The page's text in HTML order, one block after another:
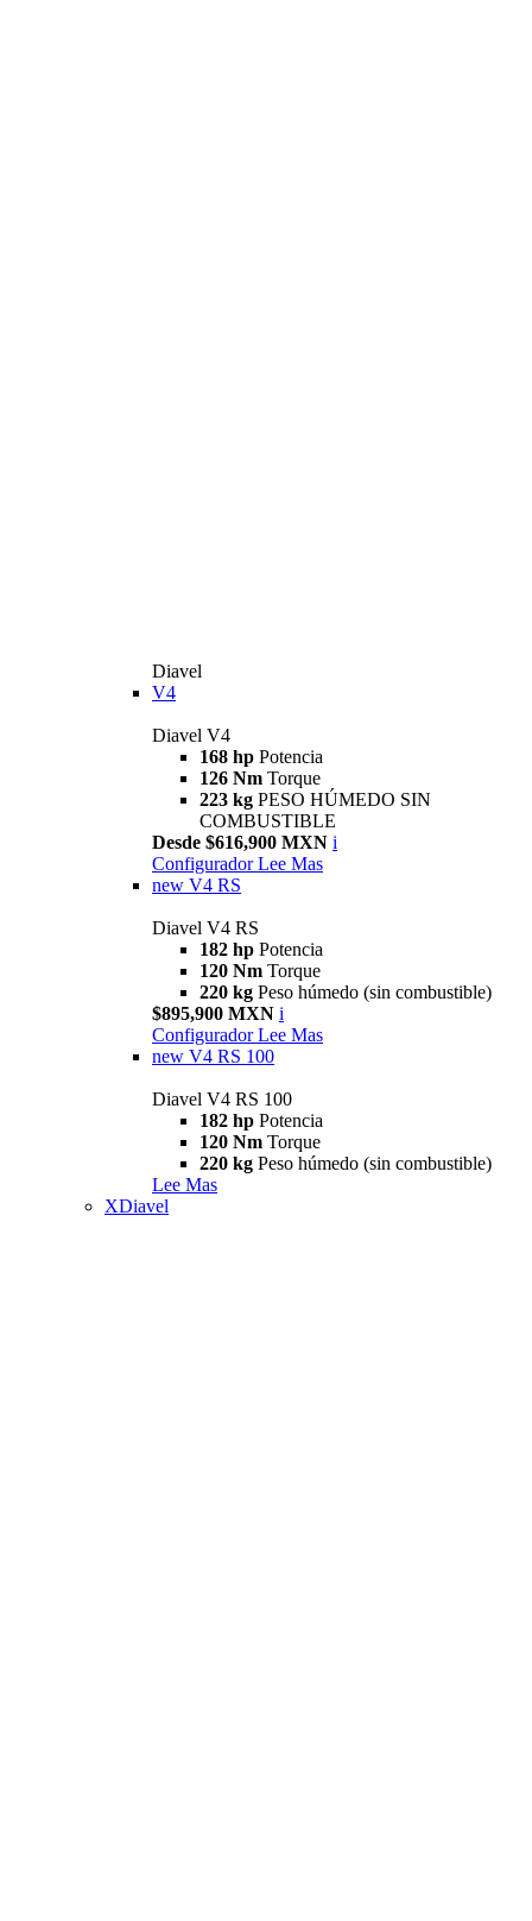
Diavel
V4
Diavel V4
168 hp Potencia
126 Nm Torque
223 kg PESO HÚMEDO SIN
COMBUSTIBLE
Desde $616,900 MXN i
Configurador Lee Mas
new V4 RS
Diavel V4 RS
182 hp Potencia
120 Nm Torque
220 kg Peso húmedo (sin combustible)
$895,900 MXN i
Configurador Lee Mas
new V4 RS 100
Diavel V4 RS 100
182 hp Potencia
120 Nm Torque
220 kg Peso húmedo (sin combustible)
Lee Mas
XDiavel